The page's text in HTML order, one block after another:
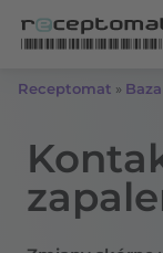
Receptomat »